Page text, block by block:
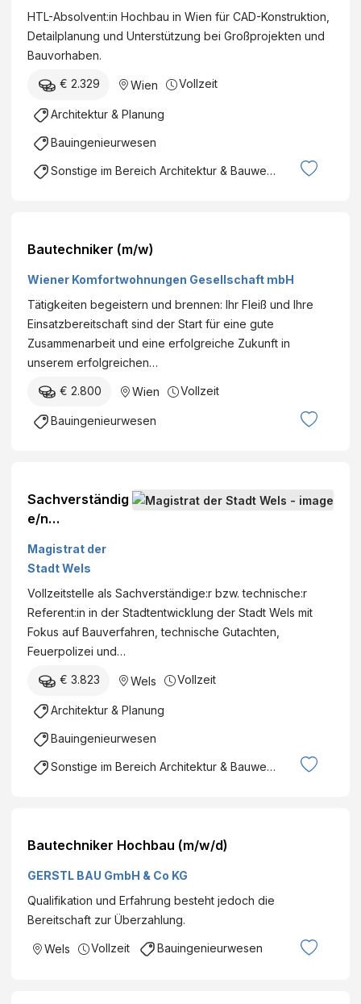
HTL-Absolvent:in Hochbau in Wien für CAD-Konstruktion,
Detailplanung und Unterstützung bei Großprojekten und
Bauvorhaben.
€ 2.329 Wien Vollzeit
Architektur & Planung
Bauingenieurwesen
Sonstige im Bereich Architektur & Bauwesen
Bautechniker (m/w)
Wiener Komfortwohnungen Gesellschaft mbH
Tätigkeiten begeistern und brennen: Ihr Fleiß und Ihre
Einsatzbereitschaft sind der Start für eine gute
Zusammenarbeit und eine erfolgreiche Zukunft in
unserem erfolgreichen…
€ 2.800 Wien Vollzeit
Bauingenieurwesen
Sachverständig
e/n
Referent/in)
Magistrat der
Stadt Wels
Vollzeitstelle als Sachverständige:r bzw. technische:r
Referent:in in der Stadtentwicklung der Stadt Wels mit
Fokus auf Bauverfahren, technische Gutachten,
Feuerpolizei und…
€ 3.823 Wels Vollzeit
Architektur & Planung
Bauingenieurwesen
Sonstige im Bereich Architektur & Bauwesen
Bautechniker Hochbau (m/w/d)
GERSTL BAU GmbH & Co KG
Qualifikation und Erfahrung besteht jedoch die
Bereitschaft zur Überzahlung.
Wels Vollzeit Bauingenieurwesen